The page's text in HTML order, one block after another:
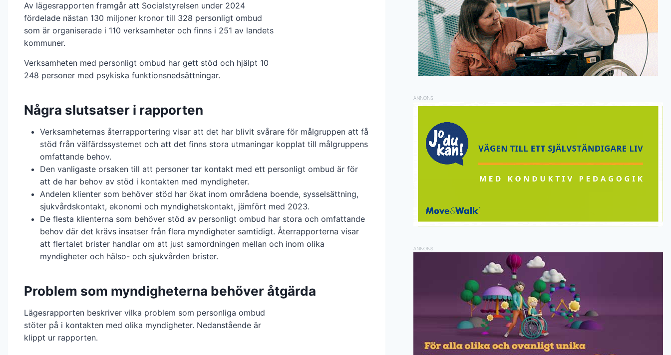
Av lägesrapporten framgår att Socialstyrelsen under 2024
fördelade nästan 130 miljoner kronor till 328 personligt ombud
som är organiserade i 110 verksamheter och finns i 251 av landets
kommuner.
Verksamheten med personligt ombud har gett stöd och hjälpt 10
248 personer med psykiska funktionsnedsättningar.
Några slutsatser i rapporten
Verksamheternas återrapportering visar att det har blivit svårare för målgruppen att få
stöd från välfärdssystemet och att det finns stora utmaningar kopplat till målgruppens
omfattande behov.
Den vanligaste orsaken till att personer tar kontakt med ett personligt ombud är för
att de har behov av stöd i kontakten med myndigheter.
Andelen klienter som behöver stöd har ökat inom områdena boende, sysselsättning,
sjukvårdskontakt, ekonomi och myndighetskontakt, jämfört med 2023.
De flesta klienterna som behöver stöd av personligt ombud har stora och omfattande
behov där det krävs insatser från flera myndigheter samtidigt. Återrapporterna visar
att flertalet brister handlar om att just samordningen mellan och inom olika
myndigheter och hälso- och sjukvården brister.
Problem som myndigheterna behöver åtgärda
Lägesrapporten beskriver vilka problem som personliga ombud
stöter på i kontakten med olika myndigheter. Nedanstående är
klippt ur rapporten.
ANNONS
ANNONS